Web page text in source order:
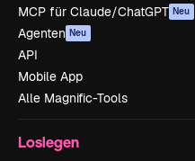
MCP für Claude/ChatGPT Neu
Agenten Neu
API
Mobile App
Alle Magnific-Tools
Loslegen